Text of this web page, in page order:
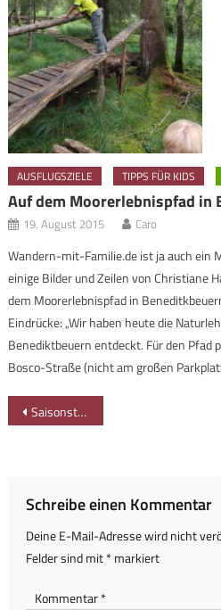
AUSFLUGSZIELE TIPPS FÜR KIDS
Auf dem Moorerlebnispfad in
19. August 2015 Caro
Wandern-mit-Familie.de ist ja auch ein
einige Bilder und Zeilen von Christiane
dem Moorerlebnispfad in
Eindrücke: „Wir haben heute die
Benediktbeuern entdeckt. Für den Pfad
Bosco-Straße (nicht am großen
Beitragsnavigation
Saisonstart – zum Piraten-Spielplatz am Großen Alpsee
Schreibe einen Kommentar
Deine E-Mail-Adresse wird nicht
Felder sind mit*markiert
Kommentar*